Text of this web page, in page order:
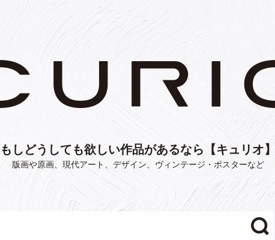
もしどうしても欲しい作品があるなら【キュリオ】
版画や原画、現代アート、デザイン、ヴィンテージ・ポスターなど